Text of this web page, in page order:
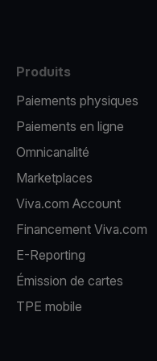
Produits
Paiements physiques
Paiements en ligne
Omnicanalité
Marketplaces
Viva.com Account
Financement Viva.com
E-Reporting
Émission de cartes
TPE mobile